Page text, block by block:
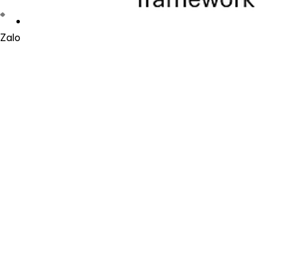
Zalo